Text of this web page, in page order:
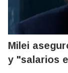
Milei
y "salarios